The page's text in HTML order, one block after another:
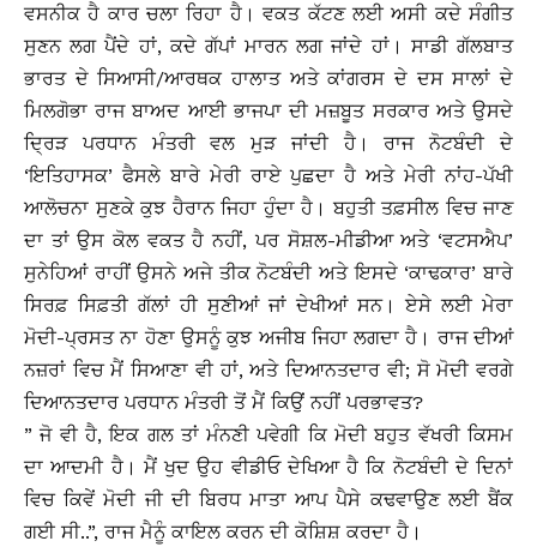
ਵਸਨੀਕ ਹੈ ਕਾਰ ਚਲਾ ਰਿਹਾ ਹੈ। ਵਕਤ ਕੱਟਣ ਲਈ ਅਸੀ ਕਦੇ ਸੰਗੀਤ
ਸੁਣਨ ਲਗ ਪੈਂਦੇ ਹਾਂ, ਕਦੇ ਗੱਪਾਂ ਮਾਰਨ ਲਗ ਜਾਂਦੇ ਹਾਂ। ਸਾਡੀ ਗੱਲਬਾਤ
ਭਾਰਤ ਦੇ ਸਿਆਸੀ/ਆਰਥਕ ਹਾਲਾਤ ਅਤੇ ਕਾਂਗਰਸ ਦੇ ਦਸ ਸਾਲਾਂ ਦੇ
ਮਿਲਗੋਭਾ ਰਾਜ ਬਾਅਦ ਆਈ ਭਾਜਪਾ ਦੀ ਮਜ਼ਬੂਤ ਸਰਕਾਰ ਅਤੇ ਉਸਦੇ
ਦ੍ਰਿੜ ਪਰਧਾਨ ਮੰਤਰੀ ਵਲ ਮੁੜ ਜਾਂਦੀ ਹੈ। ਰਾਜ ਨੋਟਬੰਦੀ ਦੇ
‘ਇਤਿਹਾਸਕ’ ਫੈਸਲੇ ਬਾਰੇ ਮੇਰੀ ਰਾਏ ਪੁਛਦਾ ਹੈ ਅਤੇ ਮੇਰੀ ਨਾਂਹ-ਪੱਖੀ
ਆਲੋਚਨਾ ਸੁਣਕੇ ਕੁਝ ਹੈਰਾਨ ਜਿਹਾ ਹੁੰਦਾ ਹੈ। ਬਹੁਤੀ ਤਫ਼ਸੀਲ ਵਿਚ ਜਾਣ
ਦਾ ਤਾਂ ਉਸ ਕੋਲ ਵਕਤ ਹੈ ਨਹੀਂ, ਪਰ ਸੋਸ਼ਲ-ਮੀਡੀਆ ਅਤੇ ‘ਵਟਸਐਪ’
ਸੁਨੇਹਿਆਂ ਰਾਹੀਂ ਉਸਨੇ ਅਜੇ ਤੀਕ ਨੋਟਬੰਦੀ ਅਤੇ ਇਸਦੇ ‘ਕਾਢਕਾਰ’ ਬਾਰੇ
ਸਿਰਫ਼ ਸਿਫ਼ਤੀ ਗੱਲਾਂ ਹੀ ਸੁਣੀਆਂ ਜਾਂ ਦੇਖੀਆਂ ਸਨ। ਏਸੇ ਲਈ ਮੇਰਾ
ਮੋਦੀ-ਪ੍ਰਸਤ ਨਾ ਹੋਣਾ ਉਸਨੂੰ ਕੁਝ ਅਜੀਬ ਜਿਹਾ ਲਗਦਾ ਹੈ। ਰਾਜ ਦੀਆਂ
ਨਜ਼ਰਾਂ ਵਿਚ ਮੈਂ ਸਿਆਣਾ ਵੀ ਹਾਂ, ਅਤੇ ਦਿਆਨਤਦਾਰ ਵੀ; ਸੋ ਮੋਦੀ ਵਰਗੇ
ਦਿਆਨਤਦਾਰ ਪਰਧਾਨ ਮੰਤਰੀ ਤੋਂ ਮੈਂ ਕਿਉਂ ਨਹੀਂ ਪਰਭਾਵਤ?
” ਜੋ ਵੀ ਹੈ, ਇਕ ਗਲ ਤਾਂ ਮੰਨਣੀ ਪਵੇਗੀ ਕਿ ਮੋਦੀ ਬਹੁਤ ਵੱਖਰੀ ਕਿਸਮ
ਦਾ ਆਦਮੀ ਹੈ। ਮੈਂ ਖੁਦ ਉਹ ਵੀਡੀਓ ਦੇਖਿਆ ਹੈ ਕਿ ਨੋਟਬੰਦੀ ਦੇ ਦਿਨਾਂ
ਵਿਚ ਕਿਵੇਂ ਮੋਦੀ ਜੀ ਦੀ ਬਿਰਧ ਮਾਤਾ ਆਪ ਪੈਸੇ ਕਢਵਾਉਣ ਲਈ ਬੈਂਕ
ਗਈ ਸੀ..”, ਰਾਜ ਮੈਨੂੰ ਕਾਇਲ ਕਰਨ ਦੀ ਕੋਸ਼ਿਸ਼ ਕਰਦਾ ਹੈ।